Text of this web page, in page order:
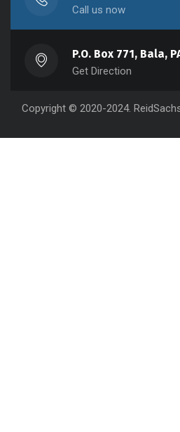
Call us now
P.O. Box 771, Bala,
Get Direction
Copyright © 2020-2024.